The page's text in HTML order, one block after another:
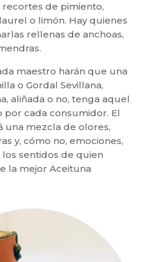
de pimiento,
o limón. Hay quienes
rellenas de anchoas,
maestro harán que una
o Gordal Sevillana,
aliñada o no, tenga aquel
por cada consumidor. El
una mezcla de olores,
y, cómo no, emociones,
sentidos de quien
la mejor Aceituna